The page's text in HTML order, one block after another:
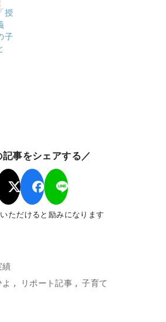
授
子
記事をシェアする／
ただけると励みになります
績
リポート記事 子育て